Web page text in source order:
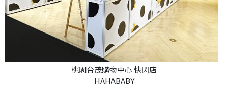
桃園台茂購物中心 快閃店
HAHABABY